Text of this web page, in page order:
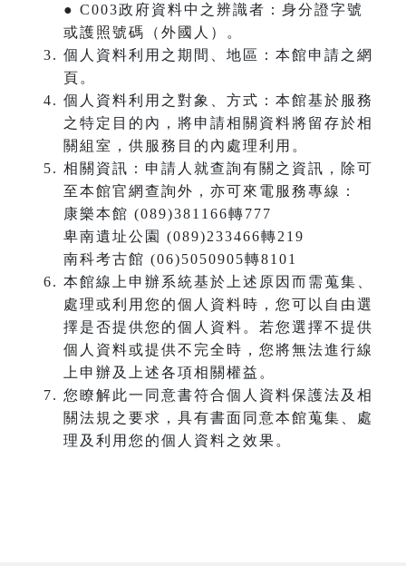
● C003政府資料中之辨識者：身分證字號
或護照號碼（外國人）。
個人資料利用之期間、地區：本館申請之網
頁。
個人資料利用之對象、方式：本館基於服務
之特定目的內，將申請相關資料將留存於相
關組室，供服務目的內處理利用。
相關資訊：申請人就查詢有關之資訊，除可
至本館官網查詢外，亦可來電服務專線：
康樂本館 (089)381166轉777
卑南遺址公園 (089)233466轉219
南科考古館 (06)5050905轉8101
本館線上申辦系統基於上述原因而需蒐集、
處理或利用您的個人資料時，您可以自由選
擇是否提供您的個人資料。若您選擇不提供
個人資料或提供不完全時，您將無法進行線
上申辦及上述各項相關權益。
您瞭解此一同意書符合個人資料保護法及相
關法規之要求，具有書面同意本館蒐集、處
理及利用您的個人資料之效果。